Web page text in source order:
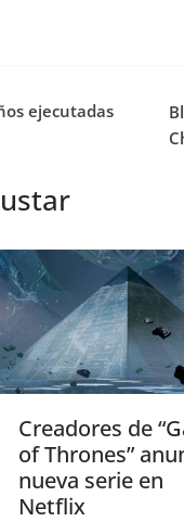
ejecutadas
Creadores de
of Thrones”
nueva serie en
Netflix